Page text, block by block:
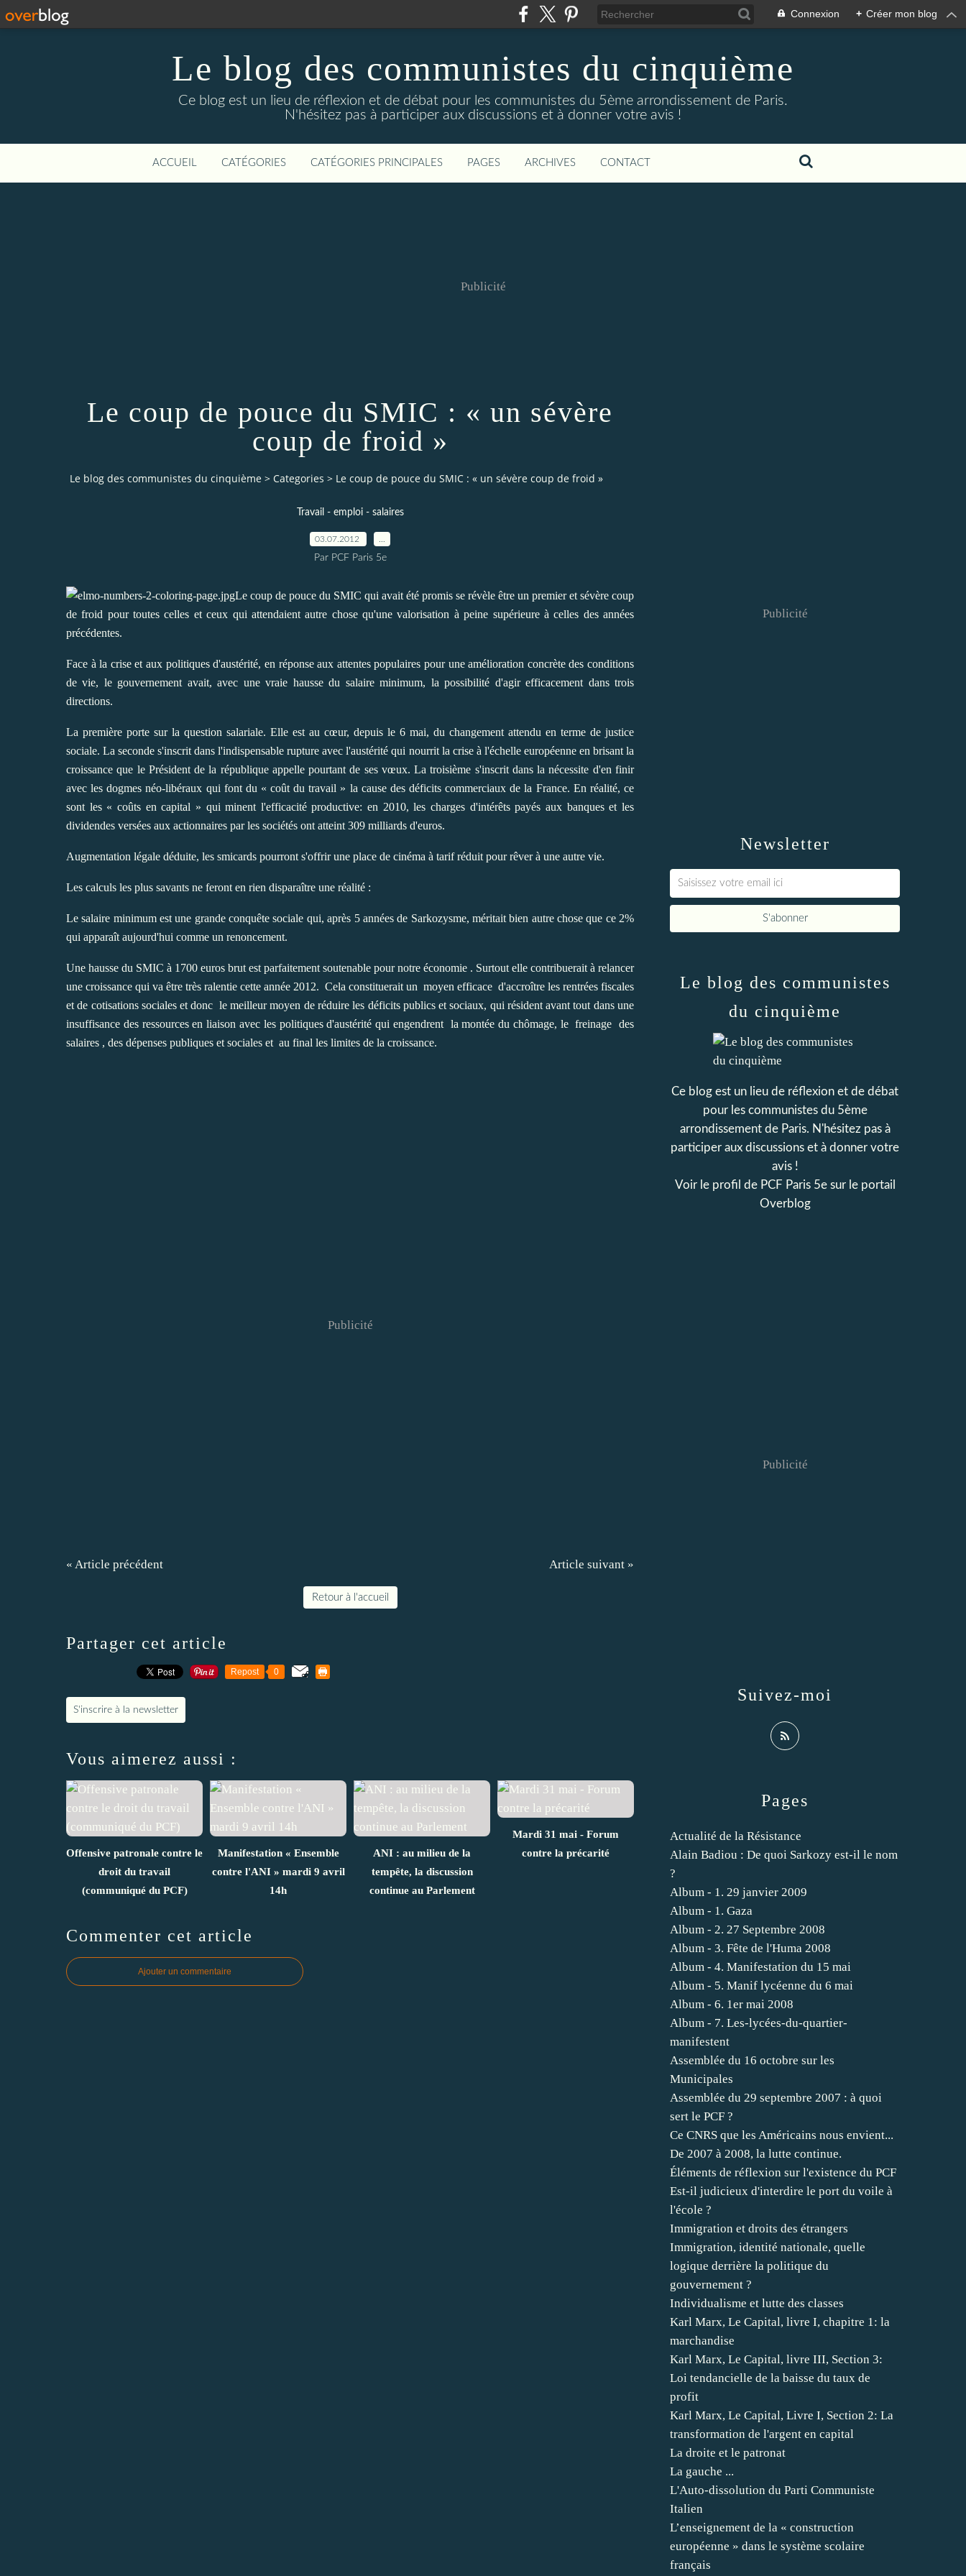
Connexion + Créer mon blog
Le blog des communistes du cinquième
Ce blog est un lieu de réflexion et de débat pour les communistes du 5ème arrondissement de Paris.
N'hésitez pas à participer aux discussions et à donner votre avis !
ACCUEIL CATÉGORIES CATÉGORIES PRINCIPALES PAGES ARCHIVES CONTACT
Publicité
Le coup de pouce du SMIC : « un sévère
coup de froid »
Le blog des communistes du cinquième > Categories > Le coup de pouce du SMIC : « un sévère coup de froid »
Travail - emploi - salaires
03.07.2012
Par PCF Paris 5e
Le coup de pouce du SMIC qui avait été promis se révèle être un premier et sévère coup
de froid pour toutes celles et ceux qui attendaient autre chose qu'une valorisation à peine supérieure à celles des années
précédentes.
Face à la crise et aux politiques d'austérité, en réponse aux attentes populaires pour une amélioration concrète des conditions
de vie, le gouvernement avait, avec une vraie hausse du salaire minimum, la possibilité d'agir efficacement dans trois
directions.
La première porte sur la question salariale. Elle est au cœur, depuis le 6 mai, du changement attendu en terme de justice
sociale. La seconde s'inscrit dans l'indispensable rupture avec l'austérité qui nourrit la crise à l'échelle européenne en brisant la
croissance que le Président de la république appelle pourtant de ses vœux. La troisième s'inscrit dans la nécessite d'en finir
avec les dogmes néo-libéraux qui font du « coût du travail » la cause des déficits commerciaux de la France. En réalité, ce
sont les « coûts en capital » qui minent l'efficacité productive: en 2010, les charges d'intérêts payés aux banques et les
dividendes versées aux actionnaires par les sociétés ont atteint 309 milliards d'euros.
Augmentation légale déduite, les smicards pourront s'offrir une place de cinéma à tarif réduit pour rêver à une autre vie.
Les calculs les plus savants ne feront en rien disparaître une réalité :
Le salaire minimum est une grande conquête sociale qui, après 5 années de Sarkozysme, méritait bien autre chose que ce 2%
qui apparaît aujourd'hui comme un renoncement.
Une hausse du SMIC à 1700 euros brut est parfaitement soutenable pour notre économie . Surtout elle contribuerait à relancer
une croissance qui va être très ralentie cette année 2012. Cela constituerait un moyen efficace d'accroître les rentrées fiscales
et de cotisations sociales et donc le meilleur moyen de réduire les déficits publics et sociaux, qui résident avant tout dans une
insuffisance des ressources en liaison avec les politiques d'austérité qui engendrent la montée du chômage, le freinage des
salaires , des dépenses publiques et sociales et au final les limites de la croissance.
Publicité
« Article précédent Article suivant »
Retour à l'accueil
Partager cet article
Repost 0
S'inscrire à la newsletter
Vous aimerez aussi :
Offensive patronale contre le
droit du travail
(communiqué du PCF)
Manifestation « Ensemble
contre l'ANI » mardi 9 avril
14h
ANI : au milieu de la
tempête, la discussion
continue au Parlement
Mardi 31 mai - Forum
contre la précarité
Commenter cet article
Ajouter un commentaire
Newsletter
Publicité
Pages
Actualité de la Résistance
Alain Badiou : De quoi Sarkozy est-il le nom
?
Album - 1. 29 janvier 2009
Album - 1. Gaza
Album - 2. 27 Septembre 2008
Album - 3. Fête de l'Huma 2008
Album - 4. Manifestation du 15 mai
Album - 5. Manif lycéenne du 6 mai
Album - 6. 1er mai 2008
Album - 7. Les-lycées-du-quartier-
manifestent
Assemblée du 16 octobre sur les
Municipales
Assemblée du 29 septembre 2007 : à quoi
sert le PCF ?
Ce CNRS que les Américains nous envient...
De 2007 à 2008, la lutte continue.
Éléments de réflexion sur l'existence du PCF
Est-il judicieux d'interdire le port du voile à
l'école ?
Immigration et droits des étrangers
Immigration, identité nationale, quelle
logique derrière la politique du
gouvernement ?
Individualisme et lutte des classes
Karl Marx, Le Capital, livre I, chapitre 1: la
marchandise
Karl Marx, Le Capital, livre III, Section 3:
Loi tendancielle de la baisse du taux de
profit
Karl Marx, Le Capital, Livre I, Section 2: La
transformation de l'argent en capital
La droite et le patronat
La gauche ...
L'Auto-dissolution du Parti Communiste
Italien
L’enseignement de la « construction
européenne » dans le système scolaire
français
Le blog des communistes
du cinquième
Ce blog est un lieu de réflexion et de débat
pour les communistes du 5ème
arrondissement de Paris. N'hésitez pas à
participer aux discussions et à donner votre
avis !
Voir le profil de PCF Paris 5esur le portail
Overblog
Suivez-moi
Publicité